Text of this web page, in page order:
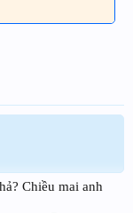
Chiều mai anh